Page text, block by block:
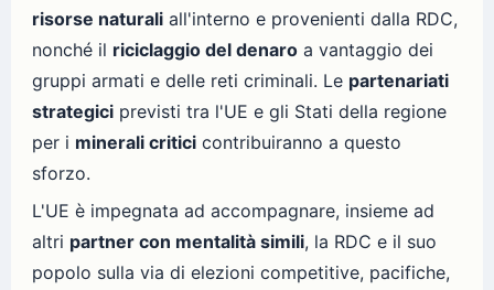
risorse naturali all'interno e provenienti dalla RDC,
nonché il riciclaggio del denaro a vantaggio dei
gruppi armati e delle reti criminali. Le partenariati
strategici previsti tra l'UE e gli Stati della regione
per i minerali critici contribuiranno a questo
sforzo.
L'UE è impegnata ad accompagnare, insieme ad
altri partner con mentalità simili, la RDC e il suo
popolo sulla via di elezioni competitive, pacifiche,